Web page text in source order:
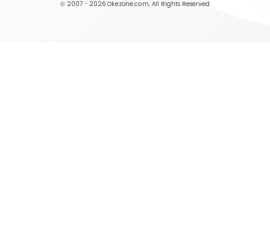
© 2007 - 2026 Okezone.com, All Rights Reserved